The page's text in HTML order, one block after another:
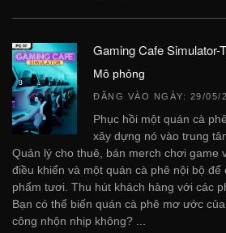
Gaming Cafe Simulator-
Mô phỏng
ĐĂNG VÀO NGÀY: 29/05/
Phục hồi một quán cà
xây dựng nó vào trung
Quản lý cho thuê, bán merch chơi game
điều khiển và một quán cà phê nội bộ
phẩm tươi. Thu hút khách hàng với các
Bạn có thể biến quán cà phê mơ ước
công nhộn nhịp không? ...